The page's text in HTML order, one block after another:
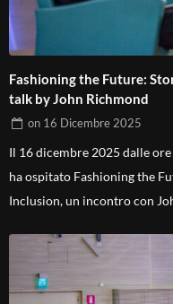
Fashioning the Future:
talk by John Richmond
on 16 Dicembre 2025
Il 16 dicembre 2025 dalle
ha ospitato Fashioning the
Inclusion, un incontro con